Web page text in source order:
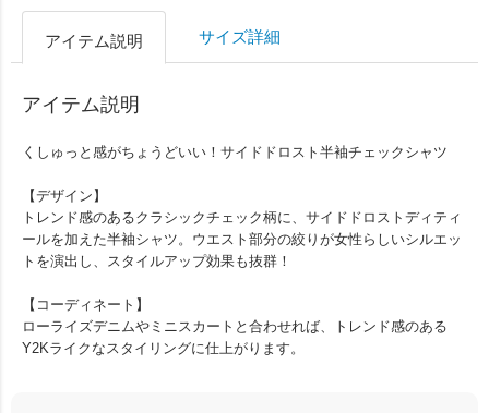
アイテム説明 サイズ詳細
アイテム説明
くしゅっと感がちょうどいい！サイドドロスト半袖チェックシャツ
【デザイン】
トレンド感のあるクラシックチェック柄に、サイドドロストディティ
ールを加えた半袖シャツ。ウエスト部分の絞りが女性らしいシルエッ
トを演出し、スタイルアップ効果も抜群！
【コーディネート】
ローライズデニムやミニスカートと合わせれば、トレンド感のある
Y2Kライクなスタイリングに仕上がります。